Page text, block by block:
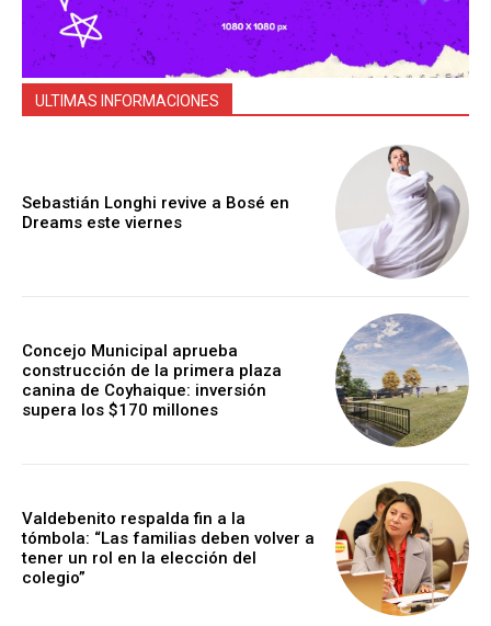
ULTIMAS INFORMACIONES
Sebastián Longhi revive a Bosé en
Dreams este viernes
Concejo Municipal aprueba
construcción de la primera plaza
canina de Coyhaique: inversión
supera los $170 millones
Valdebenito respalda fin a la
tómbola: “Las familias deben volver a
tener un rol en la elección del
colegio”